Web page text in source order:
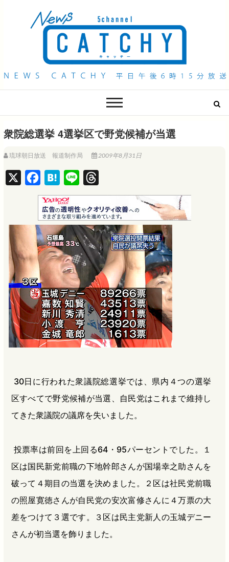
QAB NEWS Headline
衆院総選挙 4選挙区で野党候補が当選
琉球朝日放送 報道制作局 2009年8月31日
a
c
e
b
o
o
k
H
a
t
e
n
a
i
n
e
h
r
e
a
d
s
30日に行われた衆議院総選挙では、県内４つの選挙
区すべてで野党候補が当選、自民党はこれまで維持し
てきた衆議院の議席を失いました。
投票率は前回を上回る64・95パーセントでした。１
区は国民新党前職の下地幹郎さんが国場幸之助さんを
破って４期目の当選を決めました。２区は社民党前職
の照屋寛徳さんが自民党の安次富修さんに４万票の大
差をつけて３選です。３区は民主党新人の玉城デニー
さんが初当選を飾りました。